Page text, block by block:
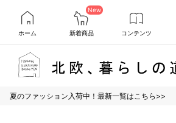
ホーム
New
新着商品 コンテンツ
夏のファッション入荷中！最新一覧はこちら>>